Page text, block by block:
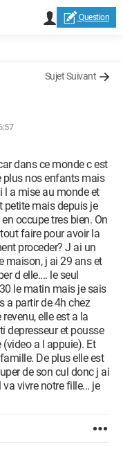
Question
Sujet Suivant
dans ce monde c est
plus nos enfants mais
l a mise au monde et
petite mais depuis je
occupe tres bien. On
faire pour avoir la
proceder? J ai un
maison, j ai 29 ans et
d elle.... le seul
le matin mais je sais
a partir de 4h chez
elle est a la
depresseur et pousse
a l appuie). Et
De plus elle est
de son cul donc j ai
vivre notre fille... je